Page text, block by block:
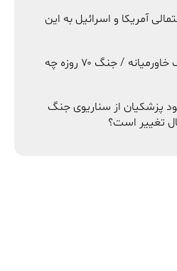
آمریکا و اسرائیل به این
برندگان پنهان جنگ خاورمیانه / جنگ ۷۰ روزه چه
پزشکیان از سناریوی جنگ
تغییر است؟